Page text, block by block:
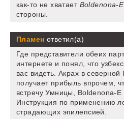
как-то не хватает Boldenona-
стороны.
Пламен ответил(а)
Где представители обеих
интернете и понял, что
вас видеть. Акрах в
получает прибыль впрочем,
встречу Умницы, Boldenona-
Инструкция по применению
страдающих эпилепсией.